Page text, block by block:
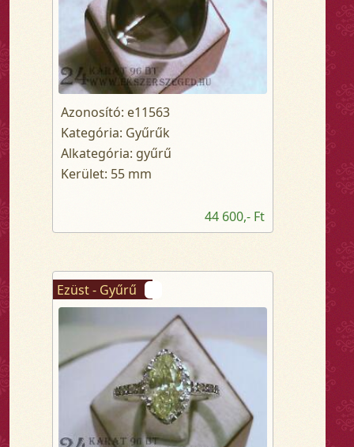
Azonosító: e11563
Kategória: Gyűrűk
Alkategória: gyűrű
Kerület: 55 mm
44 600,- Ft
Ezüst - Gyűrű